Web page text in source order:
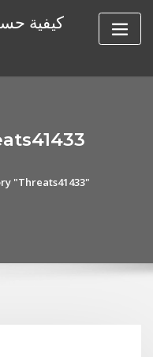
كيفية
"Threats41433"